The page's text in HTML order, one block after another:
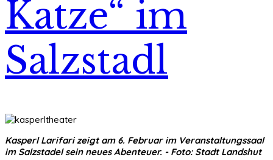
Katze“ im
Salzstadl
Kasperl Larifari zeigt am 6. Februar im Veranstaltungssaal
im Salzstadel sein neues Abenteuer. - Foto: Stadt Landshut